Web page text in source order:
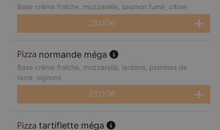
Base crème fraîche, mozzarella, saumon fumé, citron
23.00€
normande méga
Base crème fraîche, mozzarella, lardons, pommes de
terre, oignons
23.00€
tartiflette méga